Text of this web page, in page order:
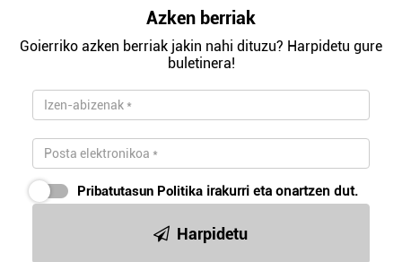
Azken berriak
Goierriko azken berriak jakin nahi dituzu? Harpidetu gure
buletinera!
Pribatutasun Politika irakurri eta onartzen dut.
Harpidetu